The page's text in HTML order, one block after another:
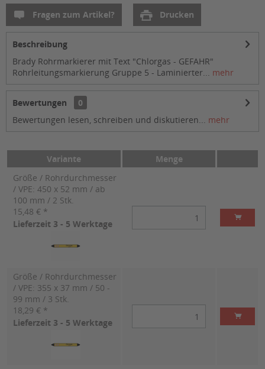
Fragen zum Artikel? Drucken
Beschreibung
Brady Rohrmarkierer mit Text "Chlorgas - GEFAHR"
Rohrleitungsmarkierung Gruppe 5 - Laminierter... mehr
Bewertungen
0
Bewertungen lesen, schreiben und diskutieren... mehr
Variante
Menge
Größe / Rohrdurchmesser
/ VPE: 450 x 52 mm / ab
100 mm / 2 Stk.
15,48 € *
Lieferzeit 3 - 5 Werktage
Größe / Rohrdurchmesser
/ VPE: 355 x 37 mm / 50 -
99 mm / 3 Stk.
18,29 € *
Lieferzeit 3 - 5 Werktage